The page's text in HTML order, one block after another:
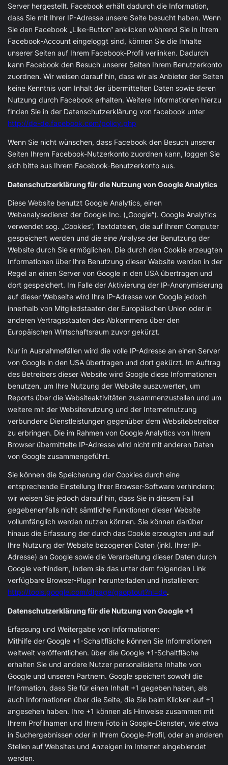
Server hergestellt. Facebook erhält dadurch die Information,
dass Sie mit Ihrer IP-Adresse unsere Seite besucht haben. Wenn
Sie den Facebook „Like-Button“ anklicken während Sie in Ihrem
Facebook-Account eingeloggt sind, können Sie die Inhalte
unserer Seiten auf Ihrem Facebook-Profil verlinken. Dadurch
kann Facebook den Besuch unserer Seiten Ihrem Benutzerkonto
zuordnen. Wir weisen darauf hin, dass wir als Anbieter der Seiten
keine Kenntnis vom Inhalt der übermittelten Daten sowie deren
Nutzung durch Facebook erhalten. Weitere Informationen hierzu
finden Sie in der Datenschutzerklärung von facebook unter
http://de-de.facebook.com/policy.php
Wenn Sie nicht wünschen, dass Facebook den Besuch unserer
Seiten Ihrem Facebook-Nutzerkonto zuordnen kann, loggen Sie
sich bitte aus Ihrem Facebook-Benutzerkonto aus.
Datenschutzerklärung für die Nutzung von Google Analytics
Diese Website benutzt Google Analytics, einen
Webanalysedienst der Google Inc. („Google“). Google Analytics
verwendet sog. „Cookies“, Textdateien, die auf Ihrem Computer
gespeichert werden und die eine Analyse der Benutzung der
Website durch Sie ermöglichen. Die durch den Cookie erzeugten
Informationen über Ihre Benutzung dieser Website werden in der
Regel an einen Server von Google in den USA übertragen und
dort gespeichert. Im Falle der Aktivierung der IP-Anonymisierung
auf dieser Webseite wird Ihre IP-Adresse von Google jedoch
innerhalb von Mitgliedstaaten der Europäischen Union oder in
anderen Vertragsstaaten des Abkommens über den
Europäischen Wirtschaftsraum zuvor gekürzt.
Nur in Ausnahmefällen wird die volle IP-Adresse an einen Server
von Google in den USA übertragen und dort gekürzt. Im Auftrag
des Betreibers dieser Website wird Google diese Informationen
benutzen, um Ihre Nutzung der Website auszuwerten, um
Reports über die Websiteaktivitäten zusammenzustellen und um
weitere mit der Websitenutzung und der Internetnutzung
verbundene Dienstleistungen gegenüber dem Websitebetreiber
zu erbringen. Die im Rahmen von Google Analytics von Ihrem
Browser übermittelte IP-Adresse wird nicht mit anderen Daten
von Google zusammengeführt.
Sie können die Speicherung der Cookies durch eine
entsprechende Einstellung Ihrer Browser-Software verhindern;
wir weisen Sie jedoch darauf hin, dass Sie in diesem Fall
gegebenenfalls nicht sämtliche Funktionen dieser Website
vollumfänglich werden nutzen können. Sie können darüber
hinaus die Erfassung der durch das Cookie erzeugten und auf
Ihre Nutzung der Website bezogenen Daten (inkl. Ihrer IP-
Adresse) an Google sowie die Verarbeitung dieser Daten durch
Google verhindern, indem sie das unter dem folgenden Link
verfügbare Browser-Plugin herunterladen und installieren:
http://tools.google.com/dlpage/gaoptout?hl=de.
Datenschutzerklärung für die Nutzung von Google +1
Erfassung und Weitergabe von Informationen:
Mithilfe der Google +1-Schaltfläche können Sie Informationen
weltweit veröffentlichen. über die Google +1-Schaltfläche
erhalten Sie und andere Nutzer personalisierte Inhalte von
Google und unseren Partnern. Google speichert sowohl die
Information, dass Sie für einen Inhalt +1 gegeben haben, als
auch Informationen über die Seite, die Sie beim Klicken auf +1
angesehen haben. Ihre +1 können als Hinweise zusammen mit
Ihrem Profilnamen und Ihrem Foto in Google-Diensten, wie etwa
in Suchergebnissen oder in Ihrem Google-Profil, oder an anderen
Stellen auf Websites und Anzeigen im Internet eingeblendet
werden.